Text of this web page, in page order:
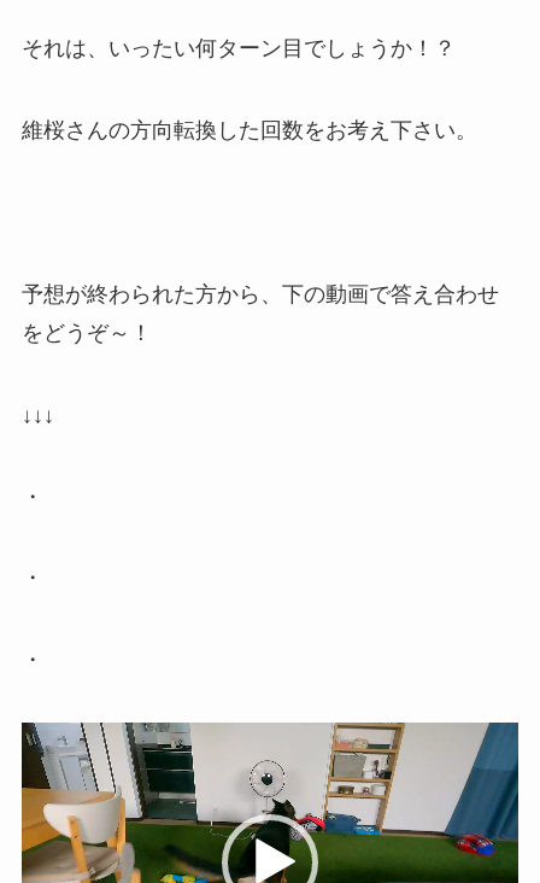
それは、いったい何ターン目でしょうか！？
維桜さんの方向転換した回数をお考え下さい。
予想が終わられた方から、下の動画で答え合わせ
をどうぞ～！
↓↓↓
・
・
・
動
プ
レ